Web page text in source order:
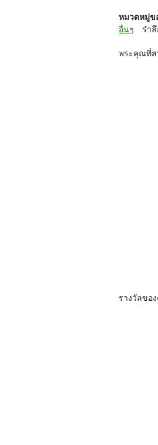
หมวดหมู่ข
อื่นๆ
รำ
พระคุณที่ส
รางวัลขอ